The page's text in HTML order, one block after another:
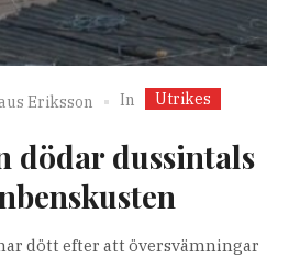
Eriksson In Utrikes
dödar dussintals
dött efter att översvämningar